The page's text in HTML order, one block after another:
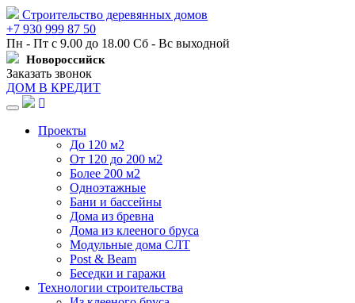
Строительство деревянных домов
+7 930 999 87 50
Пн - Пт с 9.00 до 18.00 Сб - Вс выходной
Новороссийск
Заказать звонок
ДОМ В КРЕДИТ
Навигация
Проекты
До 120 м2
От 120 до 200 м2
Более 200 м2
Одноэтажные
Бани и бассейны
Дома из бревна
Дома из клееного бруса
Модульные дома СЛТ
Post & Beam
Беседки и гаражи
Технологии строительства